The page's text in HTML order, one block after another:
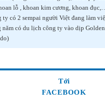
lỗ , khoan kim cương, khoan
ty có 2 sempai người Việt đang làm
năm có du lịch công ty vào dịp
Tới
FACEBOOK